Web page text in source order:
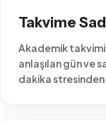
Takvime
Akademik
anlaşılan gün ve
dakika